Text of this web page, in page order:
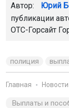
Автор: Юрий
публикации
ОТС-Горсайт
полиция
Главная Новости
Выплаты и